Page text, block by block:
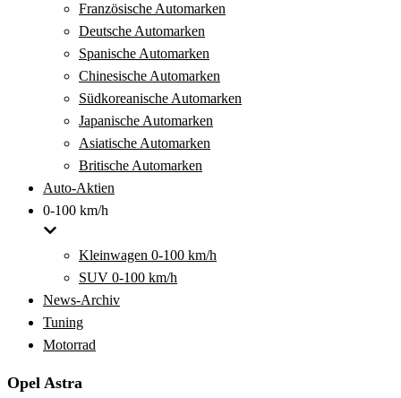
Französische Automarken
Deutsche Automarken
Spanische Automarken
Chinesische Automarken
Südkoreanische Automarken
Japanische Automarken
Asiatische Automarken
Britische Automarken
Auto-Aktien
0-100 km/h
Kleinwagen 0-100 km/h
SUV 0-100 km/h
News-Archiv
Tuning
Motorrad
Opel Astra